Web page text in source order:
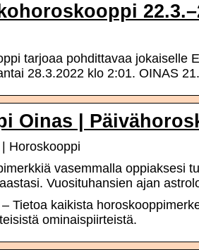
tarjoaa pohdittavaa jokaiselle
28.3.2022 klo 2:01. OINAS
Oinas |
Horoskooppi
vasemmalla oppiaksesi
Vuosituhansien ajan
Tietoa kaikista
ominaispiirteistä.